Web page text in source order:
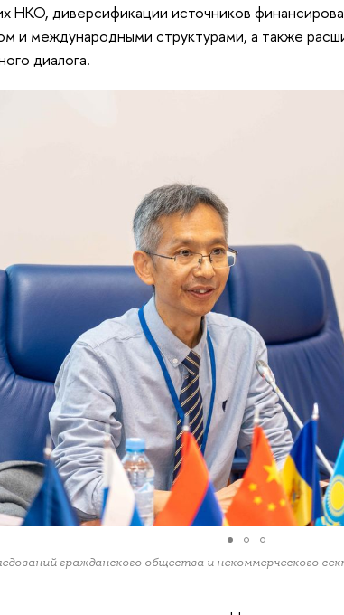
НКО, диверсификации источников
и международными структурами, а также
диалога.
гражданского общества и некоммерческого